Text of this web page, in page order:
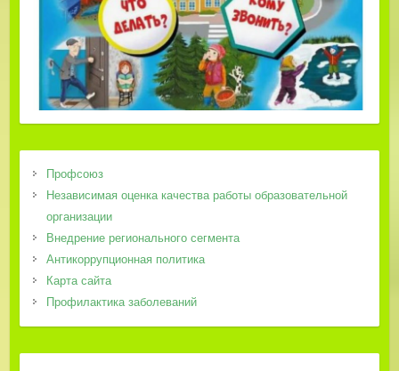
Профсоюз
Независимая оценка качества работы образовательной
организации
Внедрение регионального сегмента
Антикоррупционная политика
Карта сайта
Профилактика заболеваний